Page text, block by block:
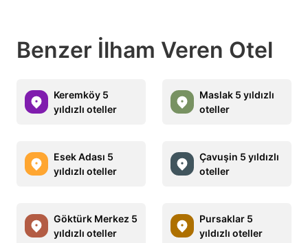
Benzer İlham Veren Otel
Keremköy 5
yıldızlı oteller
Maslak 5 yıldızlı
oteller
Esek Adası 5
yıldızlı oteller
Çavuşin 5 yıldızlı
oteller
Göktürk Merkez 5
yıldızlı oteller
Pursaklar 5
yıldızlı oteller